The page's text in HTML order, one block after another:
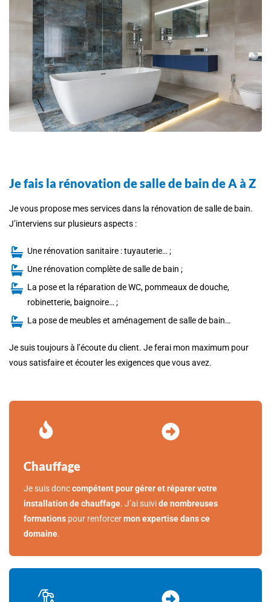
Je fais la rénovation de salle de bain de A à Z
Je vous propose mes services dans la rénovation de salle de bain.
J’interviens sur plusieurs aspects :
Une rénovation sanitaire : tuyauterie… ;
Une rénovation complète de salle de bain ;
La pose et la réparation de WC, pommeaux de douche,
robinetterie, baignoire… ;
La pose de meubles et aménagement de salle de bain…
Je suis toujours à l’écoute du client. Je ferai mon maximum pour
vous satisfaire et écouter les exigences que vous avez.
Chauffage
Je suis donccompétent pour gérer et réparer votre
installation de chauffage. J’ai suivide nombreuses
formations pour renforcermon expertise dans ce
domaine.